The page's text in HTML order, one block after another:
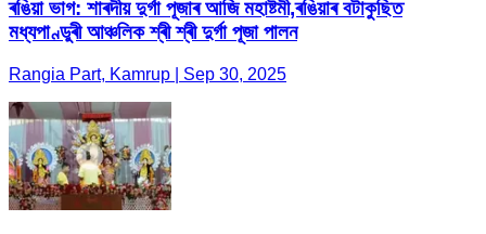
ৰঙিয়া ভাগ: শাৰদীয় দুৰ্গা পূজাৰ আজি মহাষ্টমী,ৰঙিয়াৰ বটাকুছিত
মধ্যপাণ্ডুৰী আঞ্চলিক শ্ৰী শ্ৰী দুৰ্গা পূজা পালন
Rangia Part, Kamrup | Sep 30, 2025